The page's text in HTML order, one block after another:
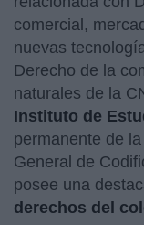
comercial,
nuevas
Derecho de la
naturales de la
Instituto de
permanente de
General de
posee una
derechos del